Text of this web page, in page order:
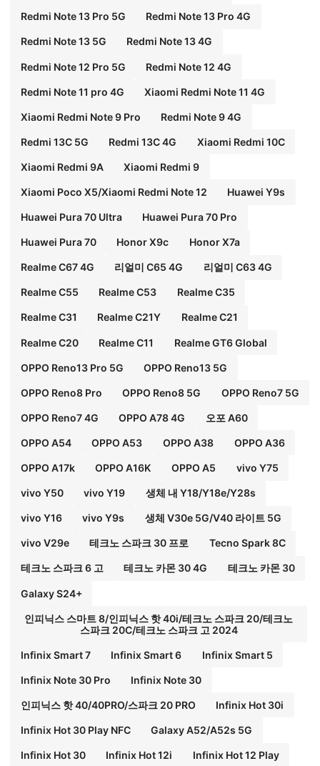
Redmi Note 13 Pro 5G Redmi Note 13 Pro 4G
Redmi Note 13 5G Redmi Note 13 4G
Redmi Note 12 Pro 5G Redmi Note 12 4G
Redmi Note 11 pro 4G Xiaomi Redmi Note 11 4G
Xiaomi Redmi Note 9 Pro Redmi Note 9 4G
Redmi 13C 5G Redmi 13C 4G Xiaomi Redmi 10C
Xiaomi Redmi 9A Xiaomi Redmi 9
Xiaomi Poco X5/Xiaomi Redmi Note 12 Huawei Y9s
Huawei Pura 70 Ultra Huawei Pura 70 Pro
Huawei Pura 70 Honor X9c Honor X7a
Realme C67 4G 리얼미 C65 4G 리얼미 C63 4G
Realme C55 Realme C53 Realme C35
Realme C31 Realme C21Y Realme C21
Realme C20 Realme C11 Realme GT6 Global
OPPO Reno13 Pro 5G OPPO Reno13 5G
OPPO Reno8 Pro OPPO Reno8 5G OPPO Reno7 5G
OPPO Reno7 4G OPPO A78 4G 오포 A60
OPPO A54 OPPO A53 OPPO A38 OPPO A36
OPPO A17k OPPO A16K OPPO A5 vivo Y75
vivo Y50 vivo Y19 생체 내 Y18/Y18e/Y28s
vivo Y16 vivo Y9s 생체 V30e 5G/V40 라이트 5G
vivo V29e 테크노 스파크 30 프로 Tecno Spark 8C
테크노 스파크 6 고 테크노 카몬 30 4G 테크노 카몬 30
Galaxy S24+
인피닉스 스마트 8/인피닉스 핫 40i/테크노 스파크 20/테크노
스파크 20C/테크노 스파크 고 2024
Infinix Smart 7 Infinix Smart 6 Infinix Smart 5
Infinix Note 30 Pro Infinix Note 30
인피닉스 핫 40/40PRO/스파크 20 PRO Infinix Hot 30i
Infinix Hot 30 Play NFC Galaxy A52/A52s 5G
Infinix Hot 30 Infinix Hot 12i Infinix Hot 12 Play